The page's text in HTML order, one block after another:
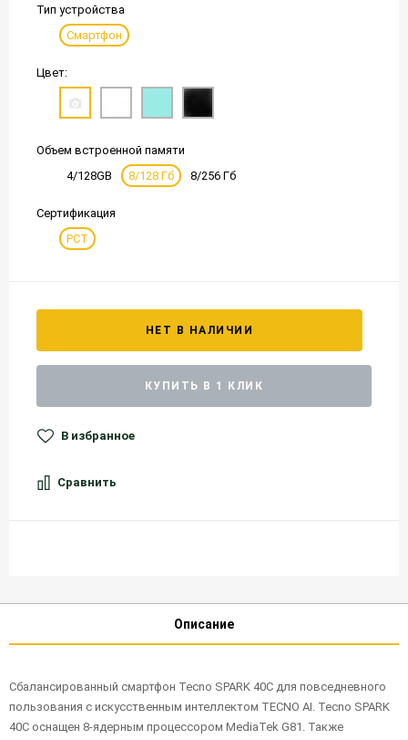
Тип устройства
Смартфон
Цвет:
Объем встроенной памяти
4/128GB
8/128 Гб 8/256 Гб
Сертификация
РСТ
НЕТ В НАЛИЧИИ
КУПИТЬ В 1 КЛИК
В избранное
Сравнить
Описание
Сбалансированный смартфон Tecno SPARK 40C для повседневного
пользования с искусственным интеллектом TECNO AI. Tecno SPARK
40C оснащен 8-ядерным процессором MediaTek G81. Также